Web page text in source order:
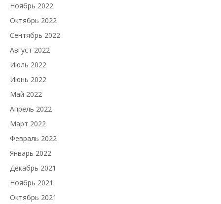
Ноябрь 2022
Октябрь 2022
Сентябрь 2022
Август 2022
Июль 2022
Июнь 2022
Май 2022
Апрель 2022
Март 2022
Февраль 2022
Январь 2022
Декабрь 2021
Ноябрь 2021
Октябрь 2021